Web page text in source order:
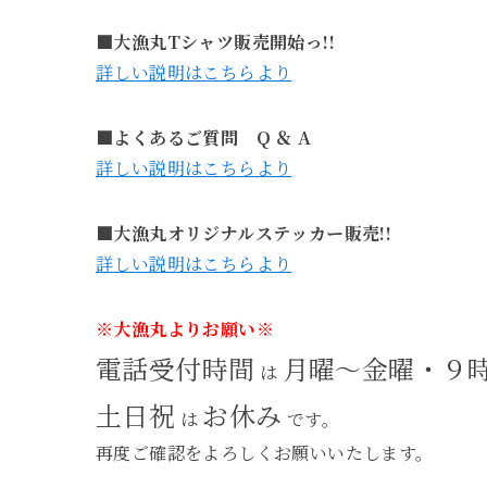
■大漁丸Tシャツ販売開始っ!!
詳しい説明はこちらより
■よくあるご質問 Q ＆ A
詳しい説明はこちらより
■大漁丸オリジナルステッカー販売!!
詳しい説明はこちらより
※大漁丸よりお願い※
電話受付時間 は 月曜～金曜・９
土日祝 は お休み です。
再度ご確認をよろしくお願いいたします。